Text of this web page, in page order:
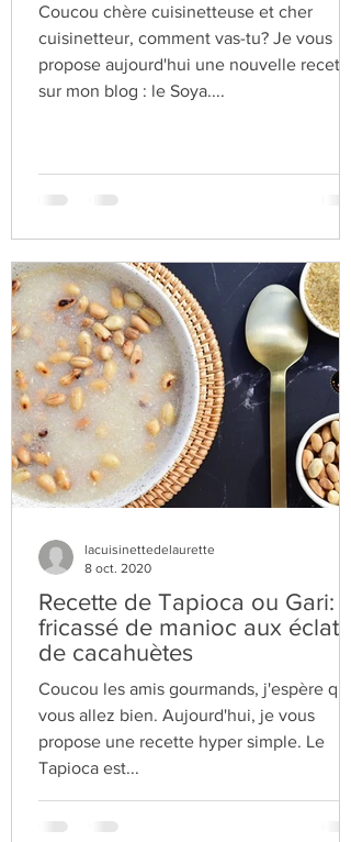
Recette de Soya ou Suya
Coucou chère cuisinetteuse et cher
cuisinetteur, comment vas-tu? Je vous
propose aujourd'hui une nouvelle recette
Recette de Tapioca ou Gari:
fricassé de manioc aux éclats
de cacahuètes
Coucou les amis gourmands, j'espère que
vous allez bien. Aujourd'hui, je vous
propose une recette hyper simple. Le
Tapioca est...
8 oct. 2020